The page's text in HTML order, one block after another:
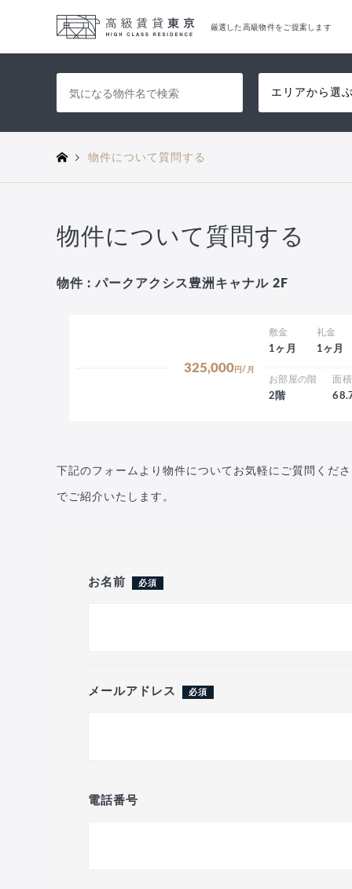
厳選した高級物件をご提案します
エリアから選
物件について質問する
物件について質問する
物件 : パークアクシス豊洲キャナル 2F
325,000 円/月
敷金
1ヶ月
礼金
1ヶ月
お部屋の階
2階
面積
下記のフォームより物件についてお気軽にご質問くだ
でご紹介いたします。
お名前 必須
メールアドレス 必須
電話番号